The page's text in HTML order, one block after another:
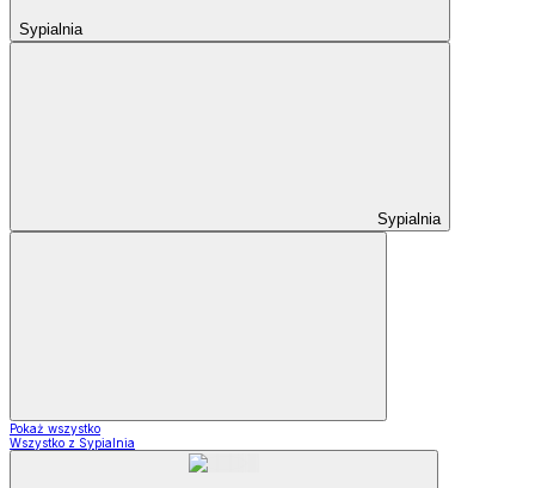
Sypialnia
Sypialnia
Pokaż wszystko
Wszystko z Sypialnia